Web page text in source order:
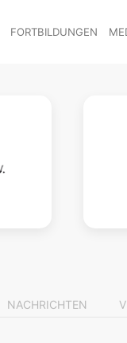
FORTBILDUNGEN
NACHRICHTEN